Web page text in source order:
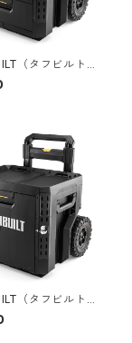
（タフビルト）S
スタックテック)
ロワーボックス T
（タフビルト）S
スタックテック)
ロワーボックス TB